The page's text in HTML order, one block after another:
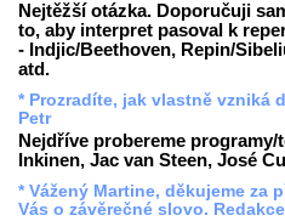
Nejtěžší otázka. Doporučuji
to, aby interpret pasoval k
- Indjic/Beethoven, Repin/
atd.
* Prozradíte, jak vlastně vzniká
Petr
Nejdříve probereme
Inkinen, Jac van Steen, José
* Vážený Martine, děkujeme za
Vás o závěrečné slovo. Redakce